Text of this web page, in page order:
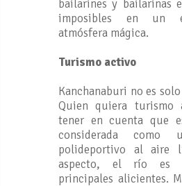
bailarines y bailarinas
imposibles en un
atmósfera mágica.
Turismo activo
Kanchanaburi no es
Quien quiera turismo
tener en cuenta que
considerada como
polideportivo al aire
aspecto, el río es
principales alicientes.